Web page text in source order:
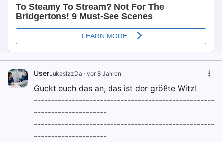
UserLukasIzzDa · vor 8 Jahren
Guckt euch das an, das ist der größte Witz!
----------------------------------------------------
---------------------
----------------------------------------------------
---------------------